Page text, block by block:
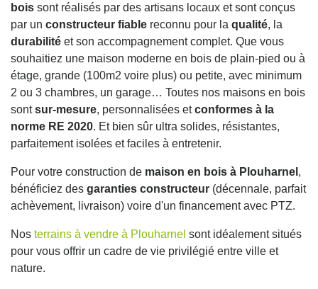
bois sont réalisés par des artisans locaux et sont conçus
par un constructeur fiable reconnu pour la qualité, la
durabilité et son accompagnement complet. Que vous
souhaitiez une maison moderne en bois de plain-pied ou à
étage, grande (100m2 voire plus) ou petite, avec minimum
2 ou 3 chambres, un garage… Toutes nos maisons en bois
sontsur-mesure, personnalisées etconformes à la
norme RE 2020. Et bien sûr ultra solides, résistantes,
parfaitement isolées et faciles à entretenir.
Pour votre construction de maison en bois à Plouharnel ,
bénéficiez des garanties constructeur (décennale, parfait
achèvement, livraison) voire d'un financement avec PTZ.
Nos terrains à vendre à Plouharnel sont idéalement situés
pour vous offrir un cadre de vie privilégié entre ville et
nature.